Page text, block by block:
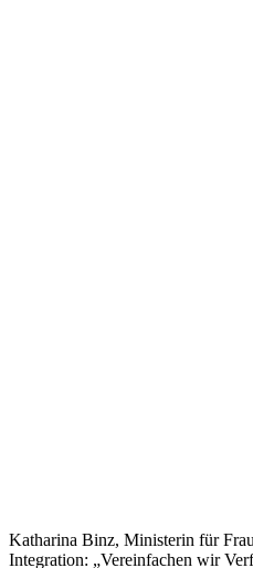
Katharina Binz, Ministerin für
Integration: „Vereinfachen wir